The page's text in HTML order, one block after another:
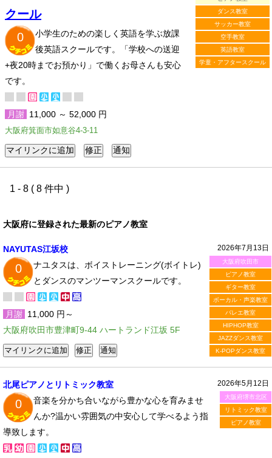
ダンス教室
サッカー教室
空手教室
英語教室
学童・アフタースクール
クール
0
小学生のための楽しく英語を学ぶ放課
後英語スクールです。「学校への送迎
+夜20時までお預かり」で働くお母さんも安心
です。
月謝 11,000 ～ 52,000 円
大阪府箕面市如意谷4-3-11
1 - 8 ( 8 件中 )
大阪府に登録された最新のピアノ教室
2026年7月13日
大阪府吹田市
ピアノ教室
ギター教室
ボーカル・声楽教室
バレエ教室
HIPHOP教室
JAZZダンス教室
K-POPダンス教室
NAYUTAS江坂校
0
ナユタスは、ボイストレーニング(ボイトレ)
とダンスのマンツーマンスクールです。
月謝 11,000 円～
大阪府吹田市豊津町9-44 ハートランド江坂 5F
2026年5月12日
大阪府堺市北区
リトミック教室
ピアノ教室
北尾ピアノとリトミック教室
0
音楽を分かち合いながら豊かな心を育みませ
んか?温かい雰囲気の中安心して学べるよう指
導致します。